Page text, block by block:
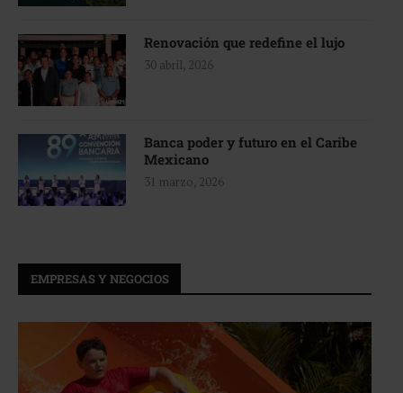
Renovación que redefine el lujo
30 abril, 2026
Banca poder y futuro en el Caribe
Mexicano
31 marzo, 2026
EMPRESAS Y NEGOCIOS